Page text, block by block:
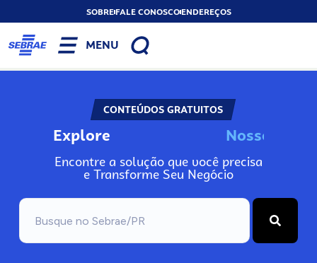
SOBREFALE CONOSCOENDEREÇOS
MENU
CONTEÚDOS GRATUITOS
Explore No
Encontre a solução que você precisa
e Transforme Seu Negócio